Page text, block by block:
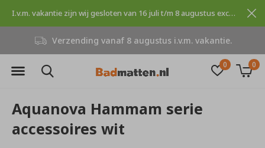
0 0
Verzending vanaf 8 augustus i.v.m. vakantie.
I.v.m. vakantie zijn wij gesloten van 16 juli t/m 8 augustus excuses voor dit ongemak.
Aquanova Hammam serie
accessoires wit